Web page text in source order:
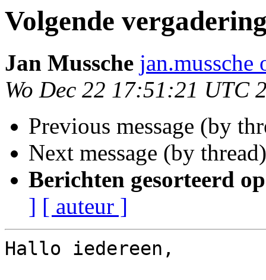
Volgende
Jan Mussche jan.mussche
Wo Dec 22 17:51:21 UTC
Previous message (by
Next message (by
Berichten gesorteerd
] [ auteur ]
Hallo iedereen,